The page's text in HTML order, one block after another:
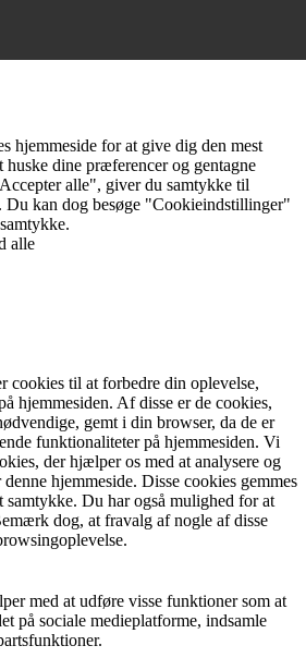
hjemmeside for at give dig den mest
huske dine præferencer og gentagne
alle", giver du samtykke til
kan dog besøge "Cookieindstillinger"
alle
cookies til at forbedre din oplevelse,
hjemmesiden. Af disse er de cookies,
gemt i din browser, da de er
funktionaliteter på hjemmesiden. Vi
der hjælper os med at analysere og
hjemmeside. Disse cookies gemmes
Du har også mulighed for at
dog, at fravalg af nogle af disse
med at udføre visse funktioner som at
på sociale medieplatforme, indsamle